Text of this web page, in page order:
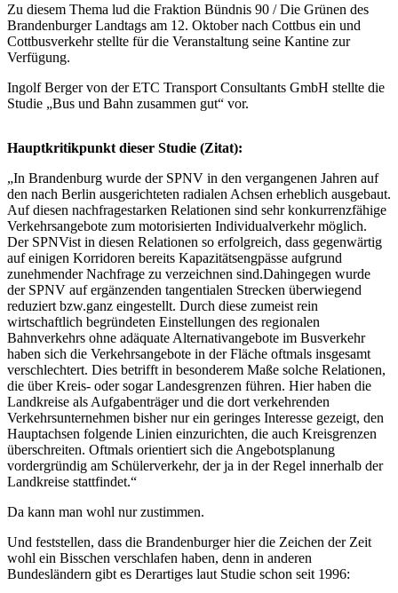
Zu diesem Thema lud die Fraktion Bündnis 90 / Die Grünen des
Brandenburger Landtags am 12. Oktober nach Cottbus ein und
Cottbusverkehr stellte für die Veranstaltung seine Kantine zur
Verfügung.
Ingolf Berger von der ETC Transport Consultants GmbH stellte die
Studie „Bus und Bahn zusammen gut“ vor.
Hauptkritikpunkt dieser Studie (Zitat):
„In Brandenburg wurde der SPNV in den vergangenen Jahren auf
den nach Berlin ausgerichteten radialen Achsen erheblich ausgebaut.
Auf diesen nachfragestarken Relationen sind sehr konkurrenzfähige
Verkehrsangebote zum motorisierten Individualverkehr möglich.
Der SPNVist in diesen Relationen so erfolgreich, dass gegenwärtig
auf einigen Korridoren bereits Kapazitätsengpässe aufgrund
zunehmender Nachfrage zu verzeichnen sind.Dahingegen wurde
der SPNV auf ergänzenden tangentialen Strecken überwiegend
reduziert bzw.ganz eingestellt. Durch diese zumeist rein
wirtschaftlich begründeten Einstellungen des regionalen
Bahnverkehrs ohne adäquate Alternativangebote im Busverkehr
haben sich die Verkehrsangebote in der Fläche oftmals insgesamt
verschlechtert. Dies betrifft in besonderem Maße solche Relationen,
die über Kreis- oder sogar Landesgrenzen führen. Hier haben die
Landkreise als Aufgabenträger und die dort verkehrenden
Verkehrsunternehmen bisher nur ein geringes Interesse gezeigt, den
Hauptachsen folgende Linien einzurichten, die auch Kreisgrenzen
überschreiten. Oftmals orientiert sich die Angebotsplanung
vordergründig am Schülerverkehr, der ja in der Regel innerhalb der
Landkreise stattfindet.“
Da kann man wohl nur zustimmen.
Und feststellen, dass die Brandenburger hier die Zeichen der Zeit
wohl ein Bisschen verschlafen haben, denn in anderen
Bundesländern gibt es Derartiges laut Studie schon seit 1996: